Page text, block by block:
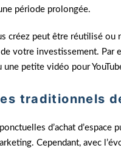
période prolongée.
créez peut être réutilisé
votre investissement.
petite vidéo pour
traditionnels
d’achat
Cependant, avec